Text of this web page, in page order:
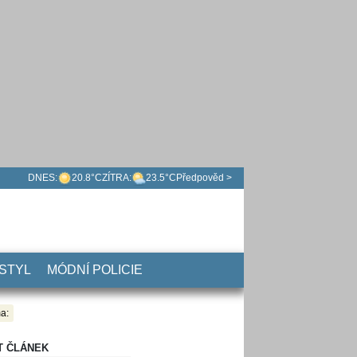
DNES: 20.8°CZÍTRA: 23.5°C Předpověd >
MÓDNÍ POLICIE
ČLÁNEK